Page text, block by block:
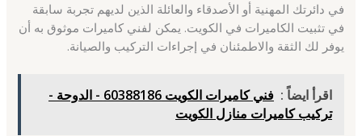
في دائرتك المهنية أو الأصدقاء والعائلة الذين لديهم تجربة سابقة
في تثبيت الكاميرات في الكويت. يمكن لفني كاميرات موثوق به أن
يوفر لك الثقة والاطمئنان في إجراءات التركيب والصيانة.
اقرأ ايضاً :
فني كاميرات الكويت 60388186 - الدوحة -
تركيب كاميرات منازل الكويت